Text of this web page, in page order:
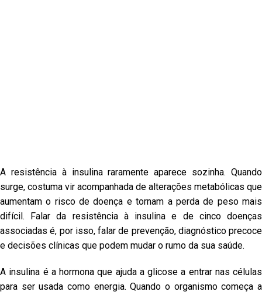
A resistência à insulina raramente aparece sozinha. Quando
surge, costuma vir acompanhada de alterações metabólicas que
aumentam o risco de doença e tornam a perda de peso mais
difícil. Falar da resistência à insulina e de cinco doenças
associadas é, por isso, falar de prevenção, diagnóstico precoce
e decisões clínicas que podem mudar o rumo da sua saúde.
A insulina é a hormona que ajuda a glicose a entrar nas células
para ser usada como energia. Quando o organismo começa a